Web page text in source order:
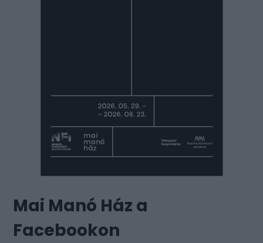
Mai Manó Ház a
Facebookon